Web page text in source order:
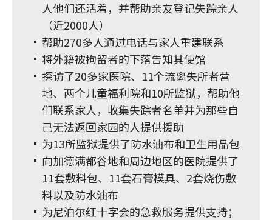
人他们还活着，并帮助亲友登记失踪亲人
（近2000人）
帮助270多人通过电话与家人重建联系
将外籍被拘留者的下落告知其使馆
探访了20多家医院、11个流离失所者营
地、两个儿童福利院和10所监狱，帮助他
们联系家人，收集失踪者名单并为那些自
己无法返回家园的人提供援助
为13所监狱提供了防水油布和卫生用品包
向加德满都谷地和周边地区的医院提供了
11套敷料包、11套石膏模具、2套烧伤敷
料以及防水油布
为尼泊尔红十字会的急救服务提供支持；